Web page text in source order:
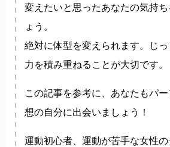
変えたいと思ったあなたの気持
ょう。
絶対に体型を変えられます。じ
力を積み重ねることが大切です。
この記事を参考に、あなたもパ
想の自分に出会いましょう！
運動初心者、運動が苦手な女性